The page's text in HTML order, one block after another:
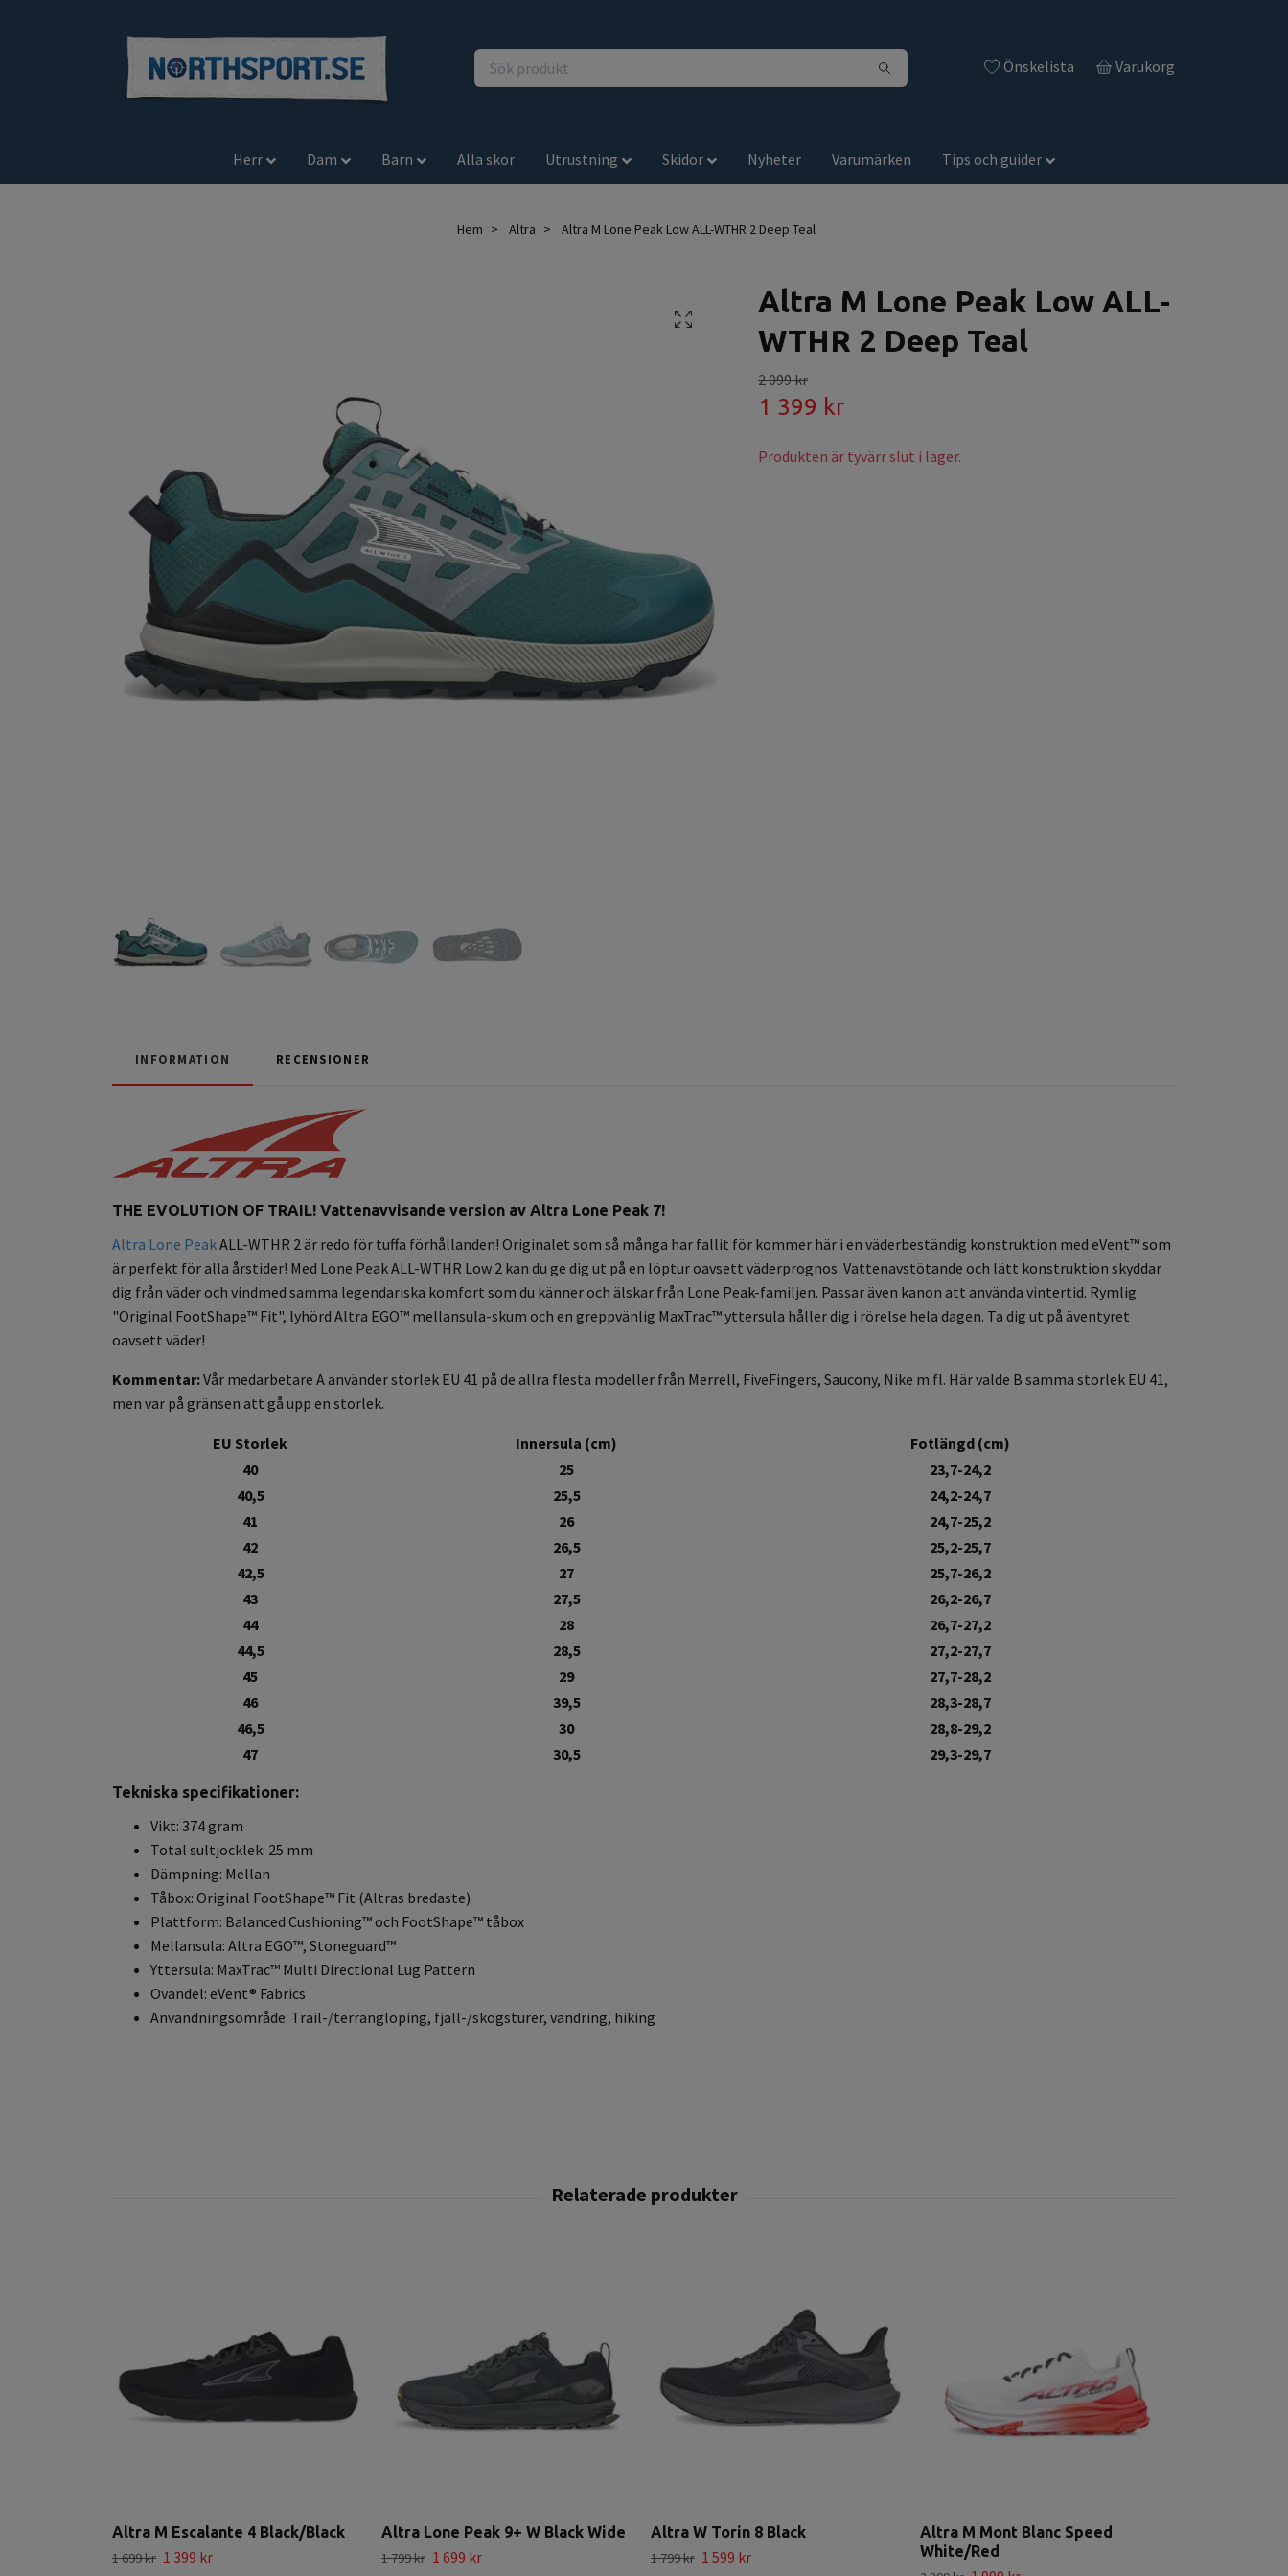
Önskelista Varukorg
Herr Dam Barn Alla skor Utrustning Skidor Nyheter Varumärken Tips och guider
Hem Altra Altra M Lone Peak Low ALL-WTHR 2 Deep Teal
Altra M Lone Peak Low ALL-
WTHR 2 Deep Teal
2 099 kr
1 399 kr
Produkten är tyvärr slut i lager.
INFORMATION RECENSIONER
THE EVOLUTION OF TRAIL! Vattenavvisande version av Altra Lone Peak 7!
Altra Lone PeakALL-WTHR 2 är redo för tuffa förhållanden! Originalet som så många har fallit för kommer här i en väderbeständig konstruktion med eVent™ som
är perfekt för alla årstider! Med Lone Peak ALL-WTHR Low 2 kan du ge dig ut på en löptur oavsett väderprognos. Vattenavstötande och lätt konstruktion skyddar
dig från väder och vindmed samma legendariska komfort som du känner och älskar från Lone Peak-familjen. Passar även kanon att använda vintertid. Rymlig
"Original FootShape™ Fit", lyhörd Altra EGO™ mellansula-skum och en greppvänlig MaxTrac™ yttersula håller dig i rörelse hela dagen. Ta dig ut på äventyret
oavsett väder!
Kommentar:Vår medarbetare A använder storlek EU 41 på de allra flesta modeller från Merrell, FiveFingers, Saucony, Nike m.fl. Här valde B samma storlek EU 41,
men var på gränsen att gå upp en storlek.
EU Storlek Innersula (cm)
Fotlängd (cm)
40
25
23,7-24,2
40,5
25,5
24,2-24,7
41
26
24,7-25,2
42
26,5
25,2-25,7
42,5
27
25,7-26,2
43
27,5
26,2-26,7
44
28
26,7-27,2
44,5
28,5
27,2-27,7
45
29
27,7-28,2
46
39,5
28,3-28,7
46,5
30
28,8-29,2
47
30,5 29,3-29,7
Tekniska specifikationer:
Vikt: 374 gram
Total sultjocklek: 25 mm
Dämpning: Mellan
Tåbox: Original FootShape™ Fit (Altras bredaste)
Plattform: Balanced Cushioning™ och FootShape™ tåbox
Mellansula: Altra EGO™, Stoneguard™
Yttersula: MaxTrac™ Multi Directional Lug Pattern
Ovandel: eVent® Fabrics
Användningsområde: Trail-/terränglöping, fjäll-/skogsturer, vandring, hiking
Altra M Escalante 4 Black/Black
1 699 kr 1 399 kr
Altra Lone Peak 9+ W Black Wide
1 799 kr 1 699 kr
Altra W Torin 8 Black
1 799 kr 1 599 kr
Altra M Mont Blanc Speed
White/Red